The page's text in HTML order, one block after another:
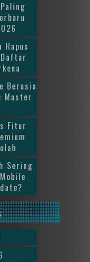
Hapus
Berusia
Master
Fitur
Sering